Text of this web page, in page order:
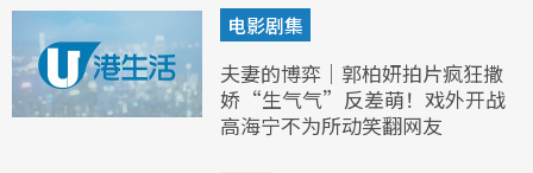
电影剧集
夫妻的博弈｜郭柏妍拍片疯狂撒
娇“生气气”反差萌！戏外开战
高海宁不为所动笑翻网友